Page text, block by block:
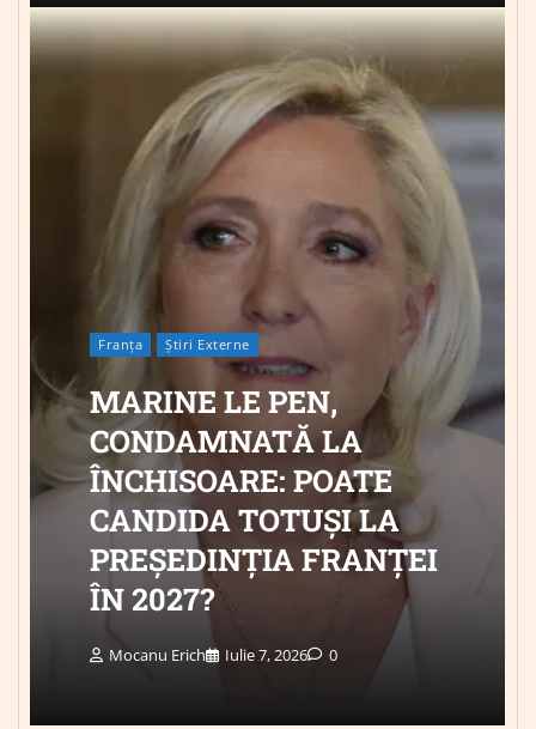
Franța Știri Externe
MARINE LE PEN,
CONDAMNATĂ LA
ÎNCHISOARE: POATE
CANDIDA TOTUȘI LA
PREȘEDINȚIA FRANȚEI
ÎN 2027?
Mocanu Erich Iulie 7, 2026 0